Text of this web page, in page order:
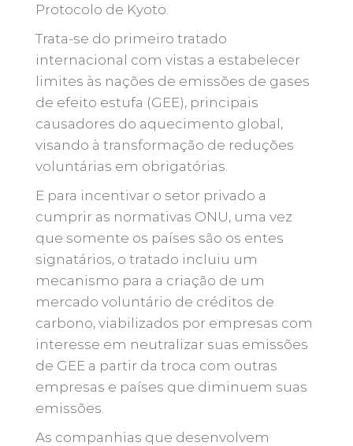
Protocolo de Kyoto.
Trata-se do primeiro tratado
internacional com vistas a estabelecer
limites às nações de emissões de gases
de efeito estufa (GEE), principais
causadores do aquecimento global,
visando à transformação de reduções
voluntárias em obrigatórias.
E para incentivar o setor privado a
cumprir as normativas ONU, uma vez
que somente os países são os entes
signatários, o tratado incluiu um
mecanismo para a criação de um
mercado voluntário de créditos de
carbono, viabilizados por empresas com
interesse em neutralizar suas emissões
de GEE a partir da troca com outras
empresas e países que diminuem suas
emissões.
As companhias que desenvolvem